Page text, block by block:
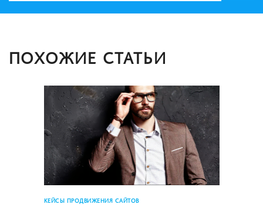
ПОХОЖИЕ СТАТЬИ
КЕЙСЫ ПРОДВИЖЕНИЯ САЙТОВ